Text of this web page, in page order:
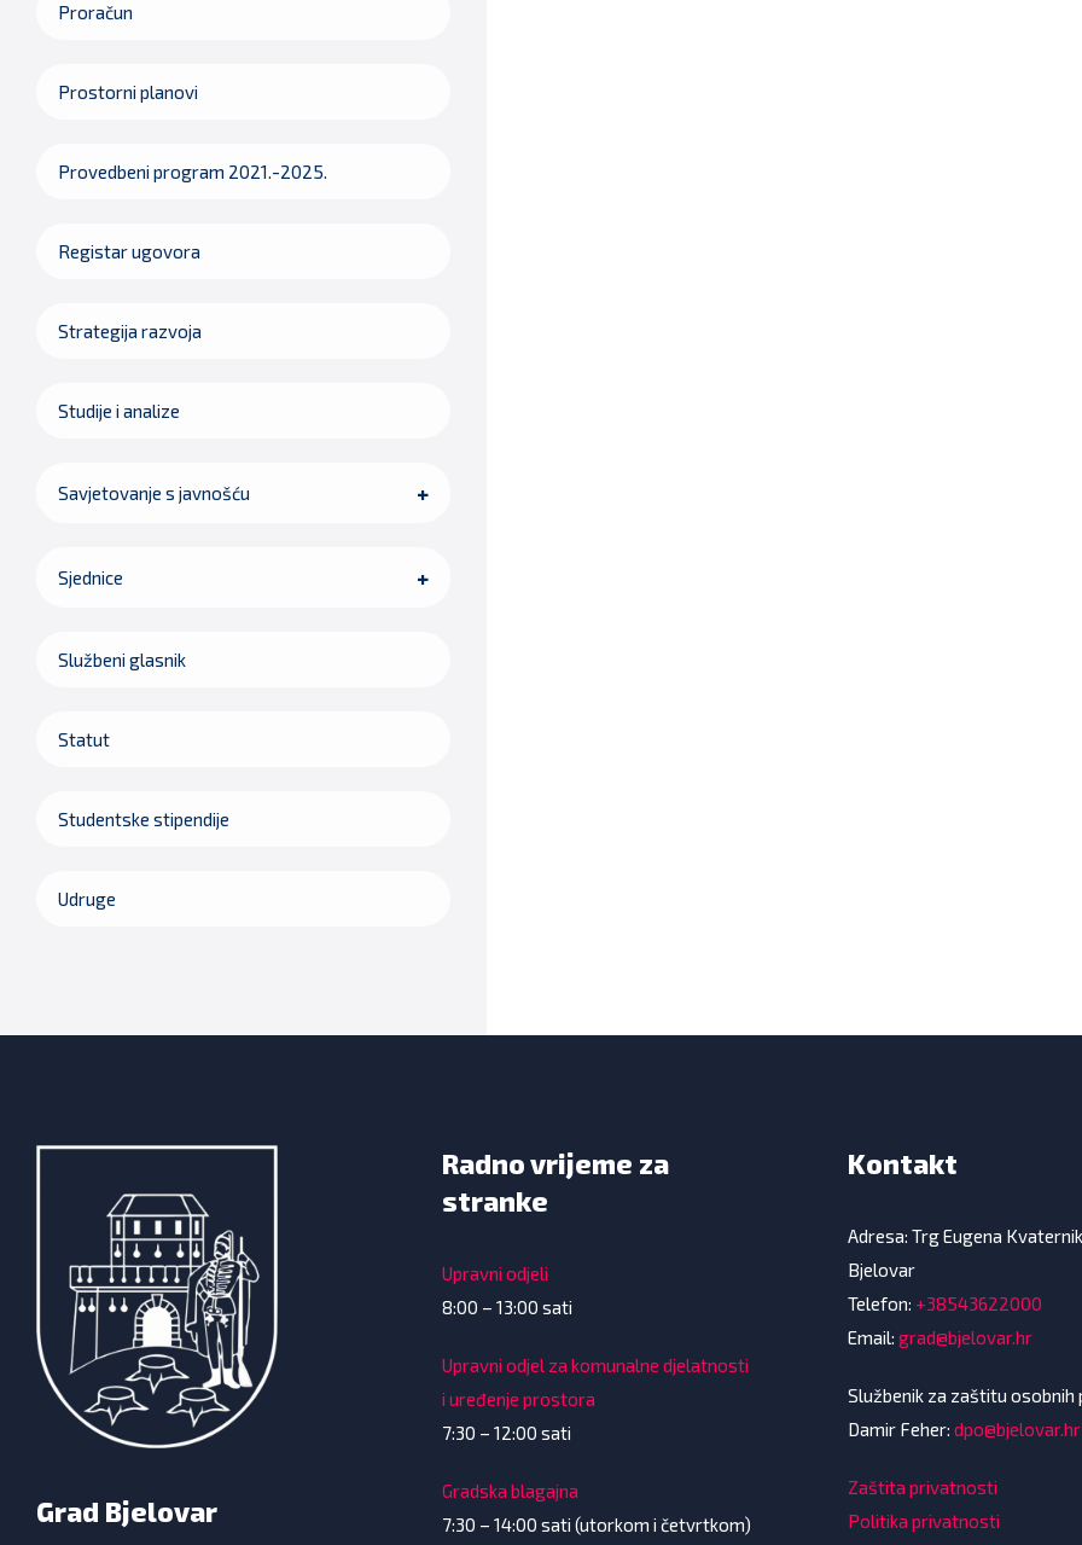
Proračun
Prostorni planovi
Provedbeni program 2021.-2025.
Registar ugovora
Strategija razvoja
Studije i analize
Savjetovanje s javnošću
Sjednice
Službeni glasnik
Statut
Studentske stipendije
Udruge
Grad Bjelovar
Radno vrijeme za
stranke
Upravni odjeli
8:00 – 13:00 sati
Upravni odjel za komunalne djelatnosti
i uređenje prostora
7:30 – 12:00 sati
Gradska blagajna
7:30 – 14:00 sati (utorkom i četvrtkom)
Kontakt
Adresa: Trg Eugena
Bjelovar
Telefon: +38543622000
Email: grad@bjelovar.hr
Službenik za zaštitu osobnih
Damir Feher: dpo@bjelovar.hr
Zaštita privatnosti
Politika privatnosti